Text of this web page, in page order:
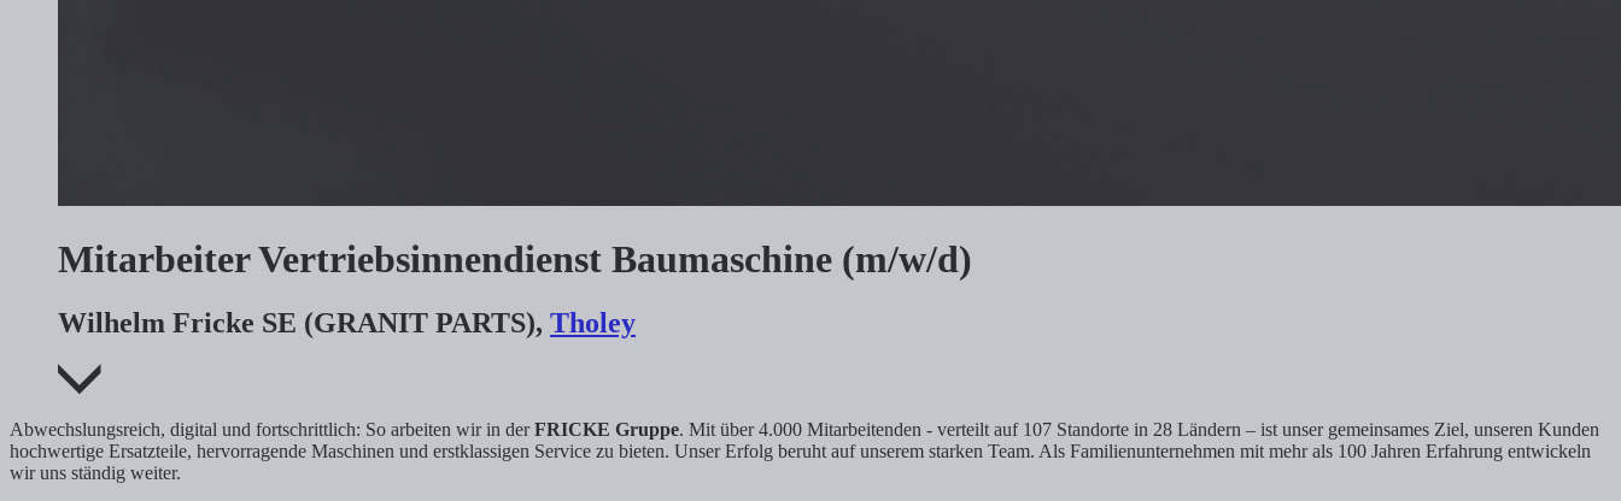
Mitarbeiter Vertriebsinnendienst Baumaschine (m/w/d)
Wilhelm Fricke SE (GRANIT PARTS), Tholey
Abwechslungsreich, digital und fortschrittlich: So arbeiten wir in derFRICKE Gruppe. Mit über 4.000 Mitarbeitenden - verteilt auf 107 Standorte in 28 Ländern – ist unser gemeinsames Ziel, unseren Kunden
hochwertige Ersatzteile, hervorragende Maschinen und erstklassigen Service zu bieten. Unser Erfolg beruht auf unserem starken Team. Als Familienunternehmen mit mehr als 100 Jahren Erfahrung entwickeln
wir uns ständig weiter.